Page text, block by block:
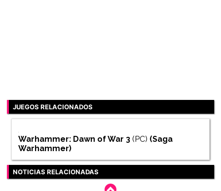
JUEGOS RELACIONADOS
Warhammer: Dawn of War 3 (PC) (Saga
Warhammer)
NOTICIAS RELACIONADAS